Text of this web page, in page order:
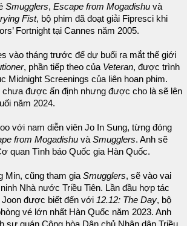
Smugglers, Escape from Mogadishu và
Fist, bộ phim đã đoạt giải Fipresci khi
Fortnight tại Cannes năm 2005.
vào tháng trước để dự buổi ra mắt thế giới
, phần tiếp theo của Veteran, được trình
Midnight Screenings của liên hoan phim.
chưa được ấn định nhưng được cho là sẽ lên
năm 2024.
với nam diễn viên Jo In Sung, từng đóng
from Mogadishu và Smugglers. Anh sẽ
quan Tình báo Quốc gia Hàn Quốc.
Min, cũng tham gia Smugglers, sẽ vào vai
Nhà nước Triều Tiên. Lần đầu hợp tác
được biết đến với 12.12: The Day, bộ
vé lớn nhất Hàn Quốc năm 2023. Anh
sự quán Cộng hòa Dân chủ Nhân dân Triều